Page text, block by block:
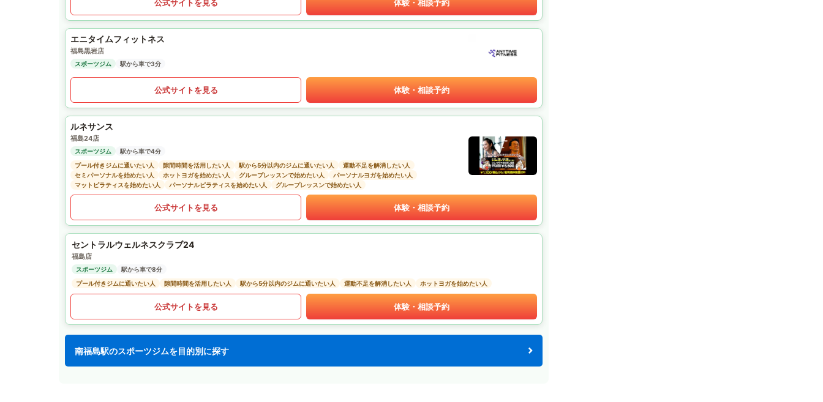
公式サイトを見る 体験・相談予約
エニタイムフィットネス
福島黒岩店
スポーツジム 駅から車で3分
公式サイトを見る 体験・相談予約
ルネサンス
福島24店
スポーツジム
駅から車で4分
プール付きジムに通いたい人
隙間時間を活用したい人 駅から5分以内のジムに通いたい人
運動不足を解消したい人
セミパーソナルを始めたい人
ホットヨガを始めたい人 グループレッスンで始めたい人
パーソナルヨガを始めたい人
マットピラティスを始めたい人
パーソナルピラティスを始めたい人 グループレッスンで始めたい人
公式サイトを見る 体験・相談予約
セントラルウェルネスクラブ24
福島店
スポーツジム
駅から車で8分
プール付きジムに通いたい人
隙間時間を活用したい人 駅から5分以内のジムに通いたい人 運動不足を解消したい人 ホットヨガを始めたい人
公式サイトを見る 体験・相談予約
南福島駅のスポーツジムを目的別に探す